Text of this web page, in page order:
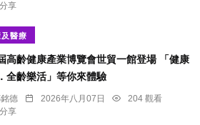
享
醫療
高齡健康產業博覽會世貿一館登場 「健康
全齡樂活」等你來體驗
德 2026年八月07日
204 觀看
享